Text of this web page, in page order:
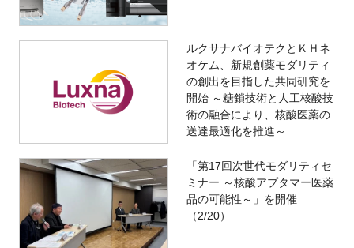
ルクサナバイオテクとＫＨネ
オケム、新規創薬モダリティ
の創出を目指した共同研究を
開始 ～糖鎖技術と人工核酸技
術の融合により、核酸医薬の
送達最適化を推進～
「第17回次世代モダリティセ
ミナー ～核酸アプタマー医薬
品の可能性～」を開催
（2/20）